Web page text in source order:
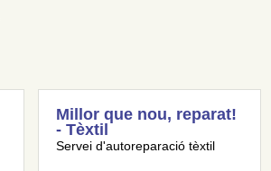
Millor que nou, reparat!
- Tèxtil
Servei d'autoreparació tèxtil